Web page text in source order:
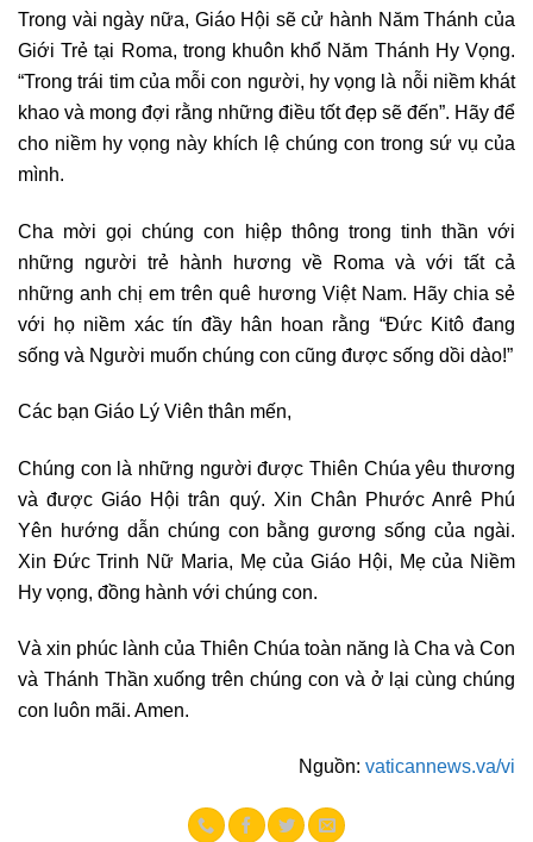
Trong vài ngày nữa, Giáo Hội sẽ cử hành Năm Thánh của
Giới Trẻ tại Roma, trong khuôn khổ Năm Thánh Hy Vọng.
“Trong trái tim của mỗi con người, hy vọng là nỗi niềm khát
khao và mong đợi rằng những điều tốt đẹp sẽ đến”. Hãy để
cho niềm hy vọng này khích lệ chúng con trong sứ vụ của
mình.
Cha mời gọi chúng con hiệp thông trong tinh thần với
những người trẻ hành hương về Roma và với tất cả
những anh chị em trên quê hương Việt Nam. Hãy chia sẻ
với họ niềm xác tín đầy hân hoan rằng “Đức Kitô đang
sống và Người muốn chúng con cũng được sống dồi dào!”
Các bạn Giáo Lý Viên thân mến,
Chúng con là những người được Thiên Chúa yêu thương
và được Giáo Hội trân quý. Xin Chân Phước Anrê Phú
Yên hướng dẫn chúng con bằng gương sống của ngài.
Xin Đức Trinh Nữ Maria, Mẹ của Giáo Hội, Mẹ của Niềm
Hy vọng, đồng hành với chúng con.
Và xin phúc lành của Thiên Chúa toàn năng là Cha và Con
và Thánh Thần xuống trên chúng con và ở lại cùng chúng
con luôn mãi. Amen.
Nguồn: vaticannews.va/vi